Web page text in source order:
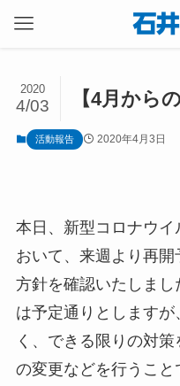
【4月から
2020
4/03
活動報告 2020年4月3日
本日、新型コロナウ
おいて、来週より再
方針を確認いたしま
は予定通りとします
く、できる限りの対
の変更などを行うこ